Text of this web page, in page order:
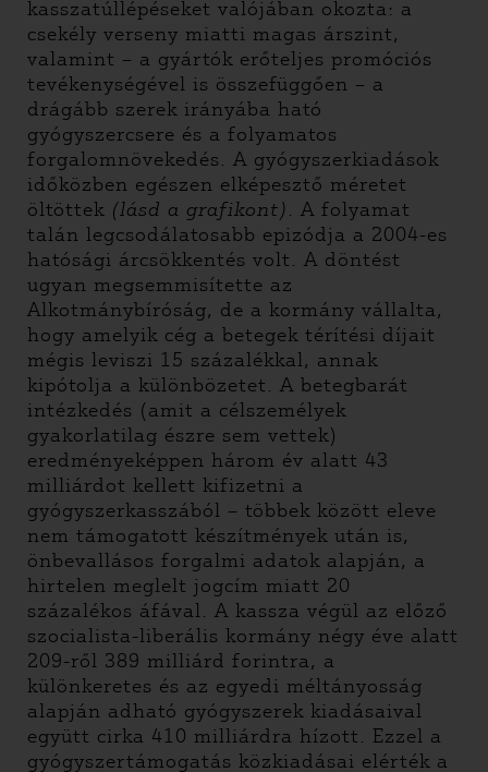
kasszatúllépéseket valójában okozta: a
csekély verseny miatti magas árszint,
valamint – a gyártók erőteljes promóciós
tevékenységével is összefüggően – a
drágább szerek irányába ható
gyógyszercsere és a folyamatos
forgalomnövekedés. A gyógyszerkiadások
időközben egészen elképesztő méretet
öltöttek (lásd a grafikont). A folyamat
talán legcsodálatosabb epizódja a 2004-es
hatósági árcsökkentés volt. A döntést
ugyan megsemmisítette az
Alkotmánybíróság, de a kormány vállalta,
hogy amelyik cég a betegek térítési díjait
mégis leviszi 15 százalékkal, annak
kipótolja a különbözetet. A betegbarát
intézkedés (amit a célszemélyek
gyakorlatilag észre sem vettek)
eredményeképpen három év alatt 43
milliárdot kellett kifizetni a
gyógyszerkasszából – többek között eleve
nem támogatott készítmények után is,
önbevallásos forgalmi adatok alapján, a
hirtelen meglelt jogcím miatt 20
százalékos áfával. A kassza végül az előző
szocialista-liberális kormány négy éve alatt
209-ről 389 milliárd forintra, a
különkeretes és az egyedi méltányosság
alapján adható gyógyszerek kiadásaival
együtt cirka 410 milliárdra hízott. Ezzel a
gyógyszertámogatás közkiadásai elérték a